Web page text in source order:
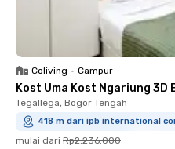
Coliving • Campur
Kost Uma Kost Ngariung
Tegallega, Bogor Tengah
418 m dari ipb international
mulai dari Rp2.236.000